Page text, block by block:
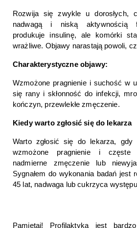
Rozwija się zwykle u dorosłych,
nadwagą i niską aktywnością
produkuje insulinę, ale komórki
wrażliwe. Objawy narastają powoli,
Charakterystyczne objawy:
Wzmożone pragnienie i suchość w
się rany i skłonność do infekcji,
kończyn, przewlekłe zmęczenie.
Kiedy warto zgłosić się do lekarza
Warto zgłosić się do lekarza,
wzmożone pragnienie i częste
nadmierne zmęczenie lub
Sygnałem do wykonania badań jest
45 lat, nadwaga lub cukrzyca
Pamiętaj! Profilaktyka jest